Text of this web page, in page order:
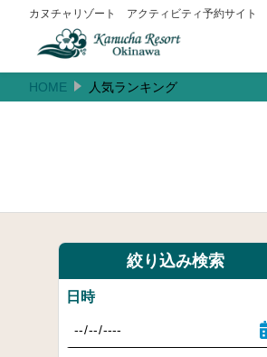
カヌチャリゾート アクティビティ予約サイト
HOME 人気ランキング
絞り込み検索
日時